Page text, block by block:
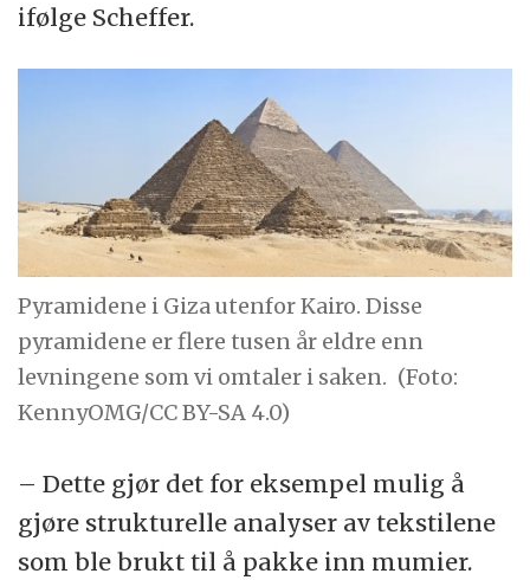
ifølge Scheffer.
Pyramidene i Giza utenfor Kairo. Disse
pyramidene er flere tusen år eldre enn
levningene som vi omtaler i saken. (Foto:
KennyOMG/CC BY-SA 4.0)
– Dette gjør det for eksempel mulig å
gjøre strukturelle analyser av tekstilene
som ble brukt til å pakke inn mumier.